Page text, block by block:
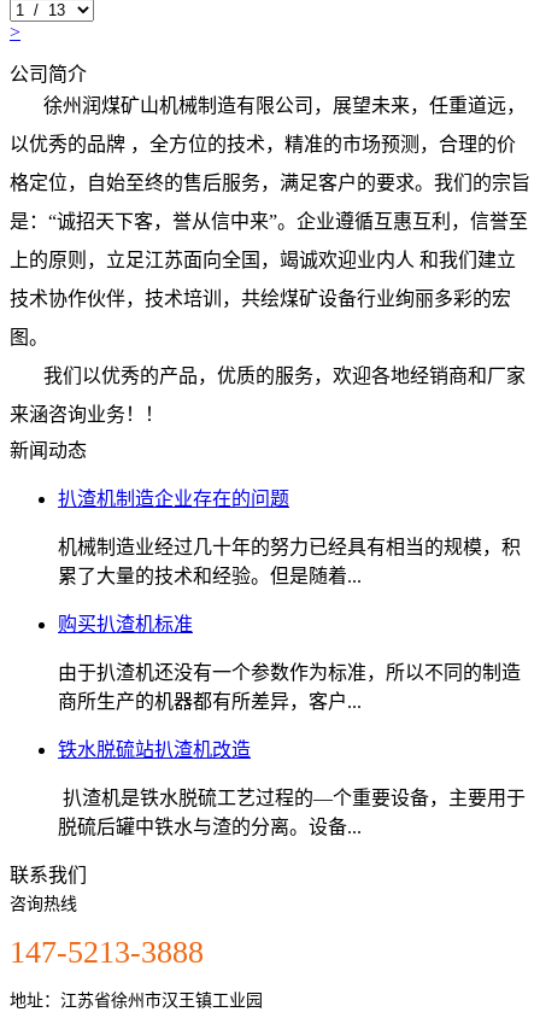
>
公司简介
徐州润煤矿山机械制造有限公司，展望未来，任重道远，
以优秀的品牌 ，全方位的技术，精准的市场预测，合理的价
格定位，自始至终的售后服务，满足客户的要求。我们的宗旨
是：“诚招天下客，誉从信中来”。企业遵循互惠互利，信誉至
上的原则，立足江苏面向全国，竭诚欢迎业内人 和我们建立
技术协作伙伴，技术培训，共绘煤矿设备行业绚丽多彩的宏
图。
我们以优秀的产品，优质的服务，欢迎各地经销商和厂家
来涵咨询业务！！
新闻动态
扒渣机制造企业存在的问题
机械制造业经过几十年的努力已经具有相当的规模，积
累了大量的技术和经验。但是随着...
购买扒渣机标准
由于扒渣机还没有一个参数作为标准，所以不同的制造
商所生产的机器都有所差异，客户...
铁水脱硫站扒渣机改造
扒渣机是铁水脱硫工艺过程的—个重要设备，主要用于
脱硫后罐中铁水与渣的分离。设备...
联系我们
咨询热线
147-5213-3888
地址：江苏省徐州市汉王镇工业园